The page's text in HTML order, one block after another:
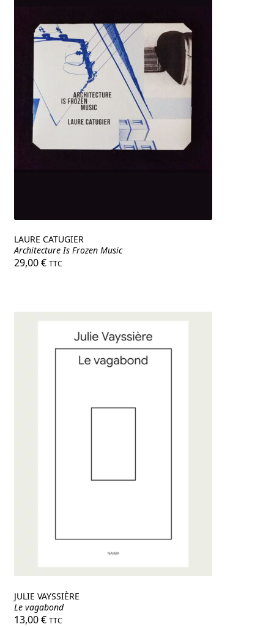
LAURE CATUGIER
Architecture Is Frozen Music
29,00€ TTC
JULIE VAYSSIÈRE
Le vagabond
13,00€ TTC